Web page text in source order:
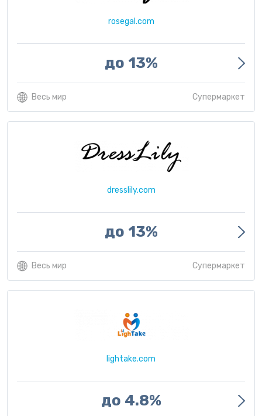
rosegal.com
до 13%
Весь мир Супермаркет
dresslily.com
до 13%
Весь мир Супермаркет
lightake.com
до 4.8%